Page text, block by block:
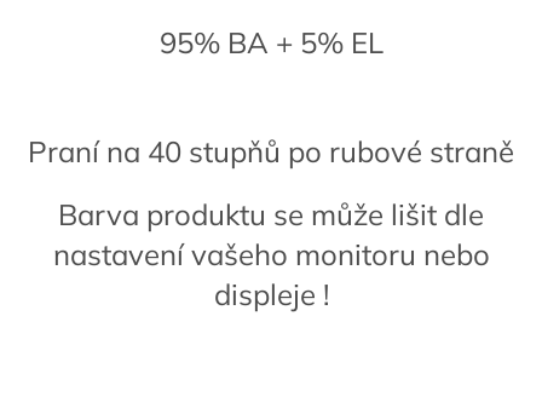
95% BA + 5% EL
Praní na 40 stupňů po rubové straně
Barva produktu se může lišit dle
nastavení vašeho monitoru nebo
displeje !